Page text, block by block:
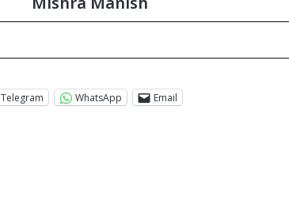
Telegram
WhatsApp Email